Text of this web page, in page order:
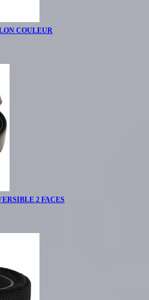
COULEUR
2 FACES